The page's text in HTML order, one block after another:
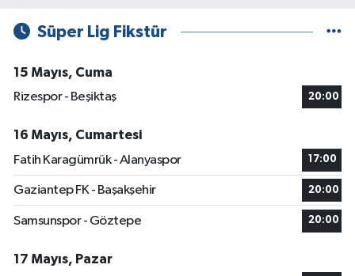
Süper Lig Fikstür
15 Mayıs, Cuma
Rizespor - Beşiktaş
20:00
16 Mayıs, Cumartesi
Fatih Karagümrük - Alanyaspor
17:00
Gaziantep FK - Başakşehir 20:00
Samsunspor - Göztepe 20:00
17 Mayıs, Pazar